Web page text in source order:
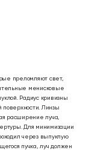
преломляют свет,
менисковые
Радиус кривизны
поверхности. Линзы
расширение луча,
Для минимизации
через выпуклую
пучка, луч должен